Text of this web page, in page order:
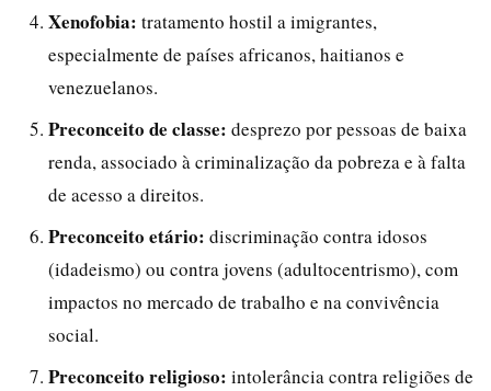
Xenofobia: tratamento hostil a imigrantes,
especialmente de países africanos, haitianos e
venezuelanos.
Preconceito de classe: desprezo por pessoas de baixa
renda, associado à criminalização da pobreza e à falta
de acesso a direitos.
Preconceito etário: discriminação contra idosos
(idadeismo) ou contra jovens (adultocentrismo), com
impactos no mercado de trabalho e na convivência
social.
Preconceito religioso: intolerância contra religiões de